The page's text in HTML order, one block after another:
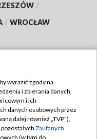
/
/ WROCŁAW
wyrazić zgody na
i zbierania danych,
i ich
danych osobowych przez
dalej również „TVP”),
Zaufanych
(w tym do